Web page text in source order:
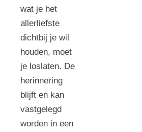
wat je het
allerliefste
dichtbij je wil
houden, moet
je loslaten. De
herinnering
blijft en kan
vastgelegd
worden in een